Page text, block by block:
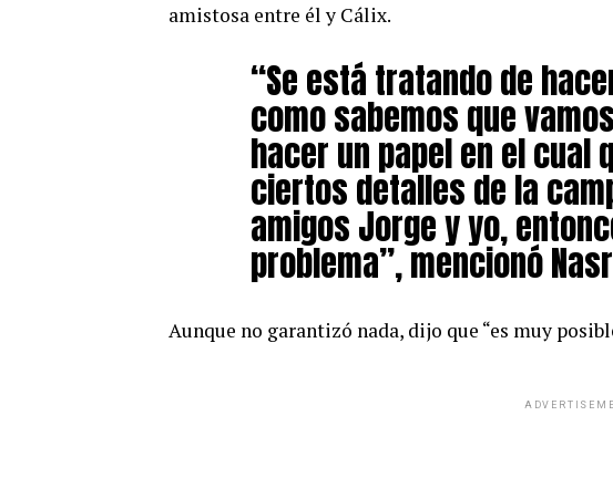
amistosa entre él y Cálix.
“Se está tratando de
como sabemos que
hacer un papel en el cual
ciertos detalles de la
amigos Jorge y yo,
problema”, mencionó
Aunque no garantizó nada, dijo que “es muy